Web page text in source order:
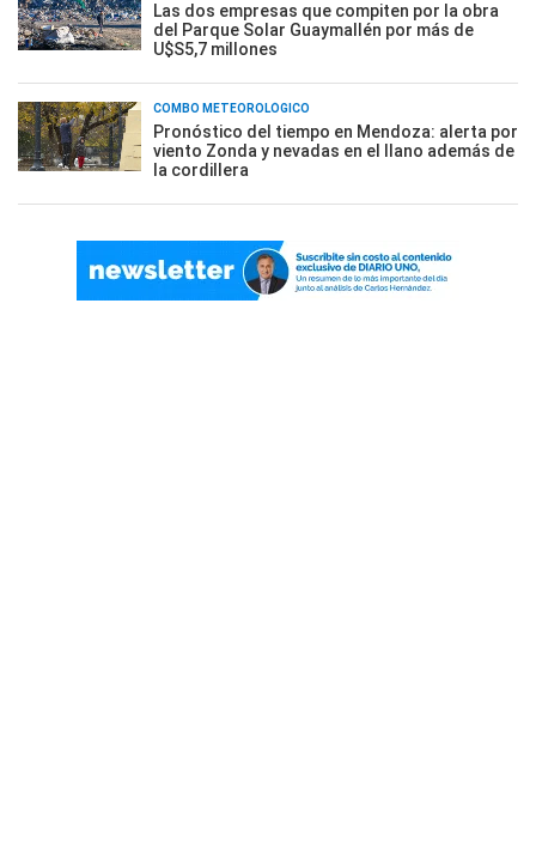
Las dos empresas que compiten por la obra
del Parque Solar Guaymallén por más de
U$S5,7 millones
COMBO METEOROLÓGICO
Pronóstico del tiempo en Mendoza: alerta por
viento Zonda y nevadas en el llano además de
la cordillera